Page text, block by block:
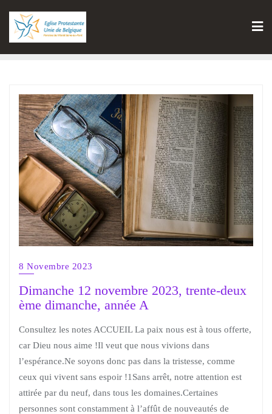
8 Novembre 2023
Dimanche 12 novembre 2023, trente-deux
ème dimanche, année A
Consultez les notes ACCUEIL La paix nous est à tous offerte,
car Dieu nous aime !Il veut que nous vivions dans
l’espérance.Ne soyons donc pas dans la tristesse, comme
ceux qui vivent sans espoir !1Sans arrêt, notre attention est
attirée par du neuf, dans tous les domaines.Certaines
personnes sont constamment à l’affût de nouveautés de